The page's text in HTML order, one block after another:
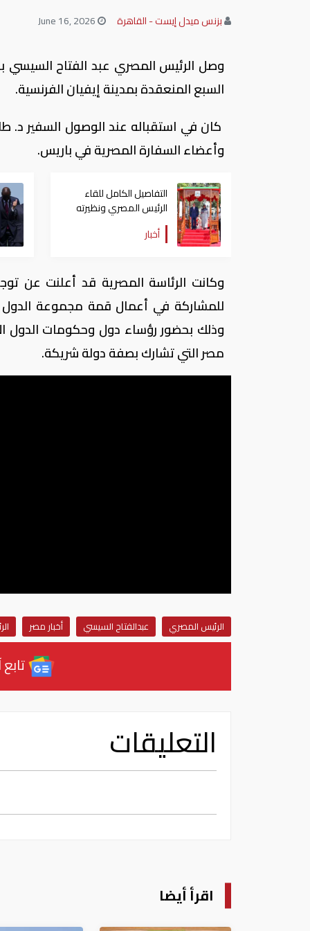
بزنس ميدل إيست - القاهرة
وصل الرئيس المصري عبد الفتاح السيسي
السبع المنعقدة بمدينة إيفيان الفرنسية.
كان في استقباله عند الوصول السفير د.
وأعضاء السفارة المصرية في باريس.
التفاصيل الكامل للقاء
الرئيس المصري ونظيرته
التنازنية في دار السلام
أخبار
وكانت الرئاسة المصرية قد أعلنت عن
وذلك بحضور رؤساء دول وحكومات الدول
مصر التي تشارك بصفة دولة شريكة.
الرئيس المصري عبدالفتاح السيسي أخبار مصر
التعليقات
اقرأ أيضا